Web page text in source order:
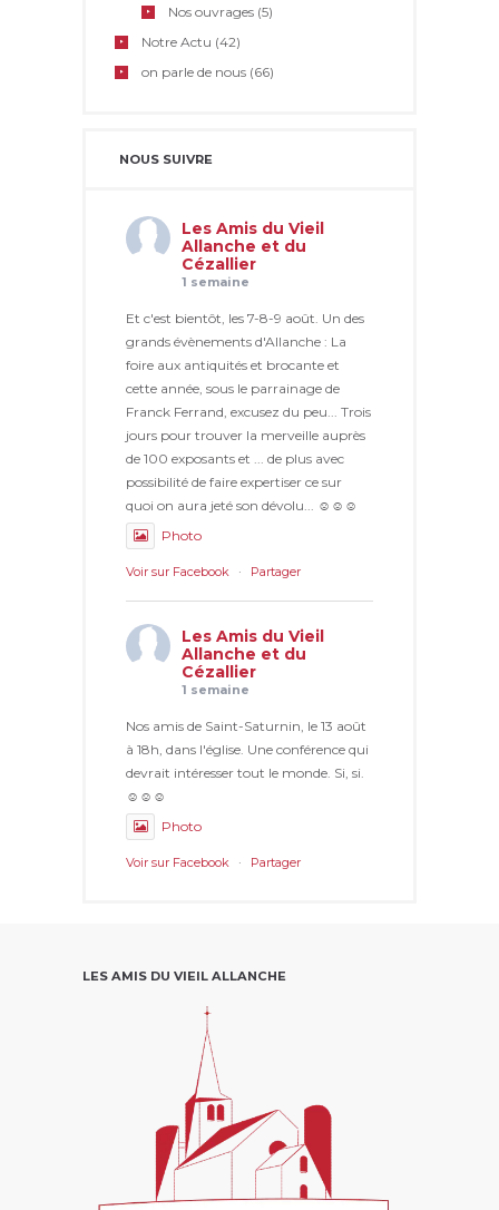
Nos ouvrages (5)
Notre Actu (42)
on parle de nous (66)
NOUS SUIVRE
Les Amis du Vieil
Allanche et du
Cézallier
1 semaine
Et c'est bientôt, les 7-8-9 août. Un des
grands évènements d'Allanche : La
foire aux antiquités et brocante et
cette année, sous le parrainage de
Franck Ferrand, excusez du peu... Trois
jours pour trouver la merveille auprès
de 100 exposants et ... de plus avec
possibilité de faire expertiser ce sur
quoi on aura jeté son dévolu... ☺☺☺
Photo
Voir sur Facebook · Partager
Les Amis du Vieil
Allanche et du
Cézallier
1 semaine
Nos amis de Saint-Saturnin, le 13 août
à 18h, dans l'église. Une conférence qui
devrait intéresser tout le monde. Si, si.
☺☺☺
Photo
Voir sur Facebook · Partager
LES AMIS DU VIEIL ALLANCHE